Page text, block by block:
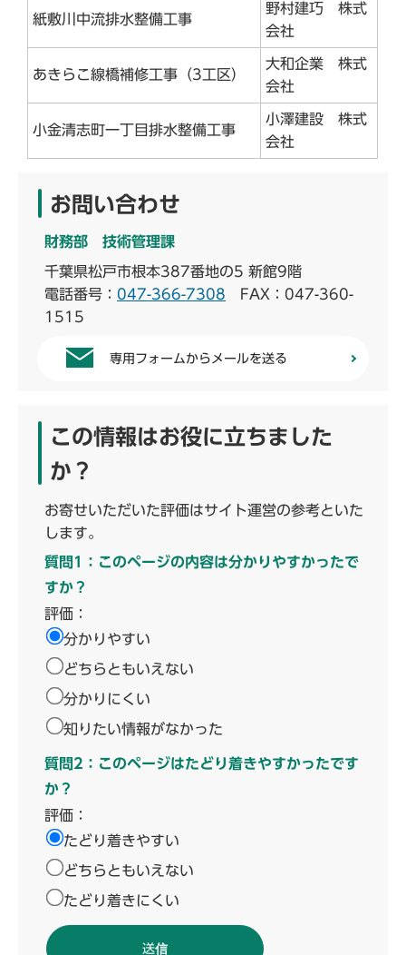
紙敷川中流排水整備工事
野村建巧 株式
会社
あきらこ線橋補修工事（3工区）
大和企業 株式
会社
小金清志町一丁目排水整備工事
小澤建設 株式
会社
お問い合わせ
財務部 技術管理課
千葉県松戸市根本387番地の5 新館9階
電話番号： 047-366-7308 FAX：047-360-
1515
専用フォームからメールを送る
この情報はお役に立ちました
か？
お寄せいただいた評価はサイト運営の参考といた
します。
質問1：このページの内容は分かりやすかったで
すか？
評価：
分かりやすい
どちらともいえない
分かりにくい
知りたい情報がなかった
質問2：このページはたどり着きやすかったです
か？
評価：
たどり着きやすい
どちらともいえない
たどり着きにくい